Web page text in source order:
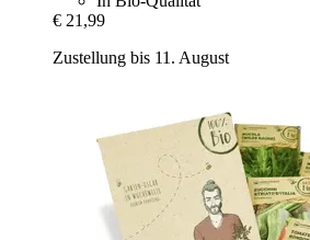
€ 21,99
Zustellung bis 11. August